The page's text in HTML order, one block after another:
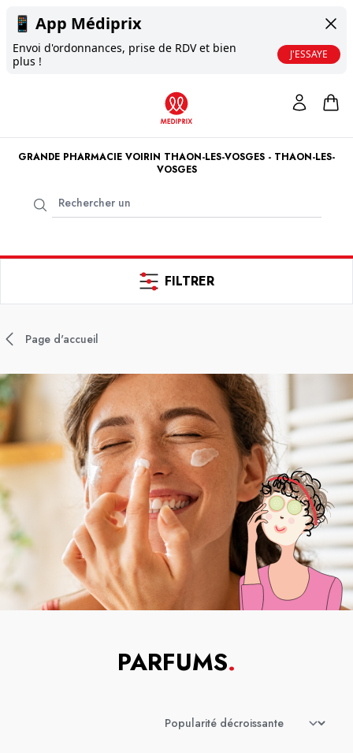
📱 App Médiprix
Envoi d'ordonnances, prise de RDV et bien
plus !
J'ESSAYE
GRANDE PHARMACIE VOIRIN THAON-LES-VOSGES - THAON-LES-
VOSGES
FILTRER
Page d'accueil
PARFUMS.